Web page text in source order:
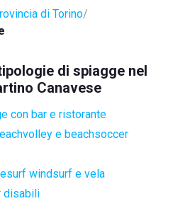
di Torino
di spiagge nel
Canavese
con bar e ristorante
e beachsoccer
windsurf e vela
disabili